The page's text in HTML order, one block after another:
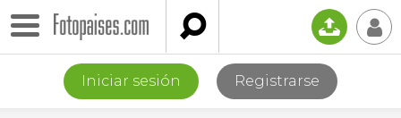
 📤 👤
Iniciar sesión Registrarse